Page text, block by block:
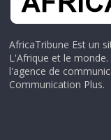
AfricaTribune Est un
L'Afrique et le
l'agence de
Communication Plus.